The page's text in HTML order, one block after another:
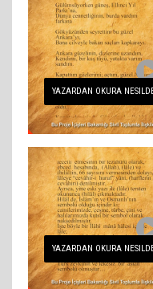
YAZARDAN OKURA
YAZARDAN OKURA